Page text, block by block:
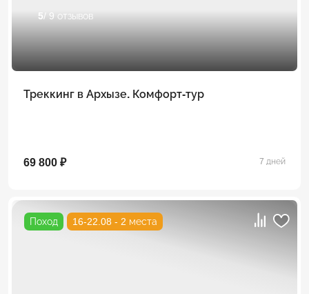
5/ 9 отзывов
Треккинг в Архызе. Комфорт-тур
69 800 ₽ 7 дней
Поход 16-22.08 - 2 места